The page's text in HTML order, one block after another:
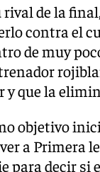
de la
contra el
de muy
y que la
objetivo
a Primera
para decir